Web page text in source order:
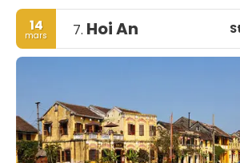
14
mars 7. Hoi An